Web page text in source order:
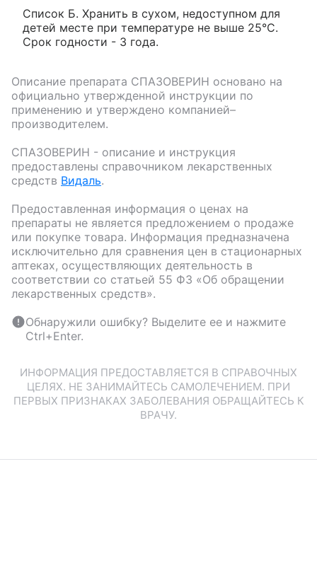
Список Б. Хранить в сухом, недоступном для
детей месте при температуре не выше 25°С.
Срок годности - 3 года.
Описание препарата СПАЗОВЕРИН основано на
официально утвержденной инструкции по
применению и утверждено компанией–
производителем.
СПАЗОВЕРИН - описание и инструкция
предоставлены справочником лекарственных
средств Видаль.
Предоставленная информация о ценах на
препараты не является предложением о продаже
или покупке товара. Информация предназначена
исключительно для сравнения цен в стационарных
аптеках, осуществляющих деятельность в
соответствии со статьей 55 ФЗ «Об обращении
лекарственных средств».
Обнаружили ошибку? Выделите ее и нажмите
Ctrl+Enter.
ИНФОРМАЦИЯ ПРЕДОСТАВЛЯЕТСЯ В СПРАВОЧНЫХ
ЦЕЛЯХ. НЕ ЗАНИМАЙТЕСЬ САМОЛЕЧЕНИЕМ. ПРИ
ПЕРВЫХ ПРИЗНАКАХ ЗАБОЛЕВАНИЯ ОБРАЩАЙТЕСЬ К
ВРАЧУ.